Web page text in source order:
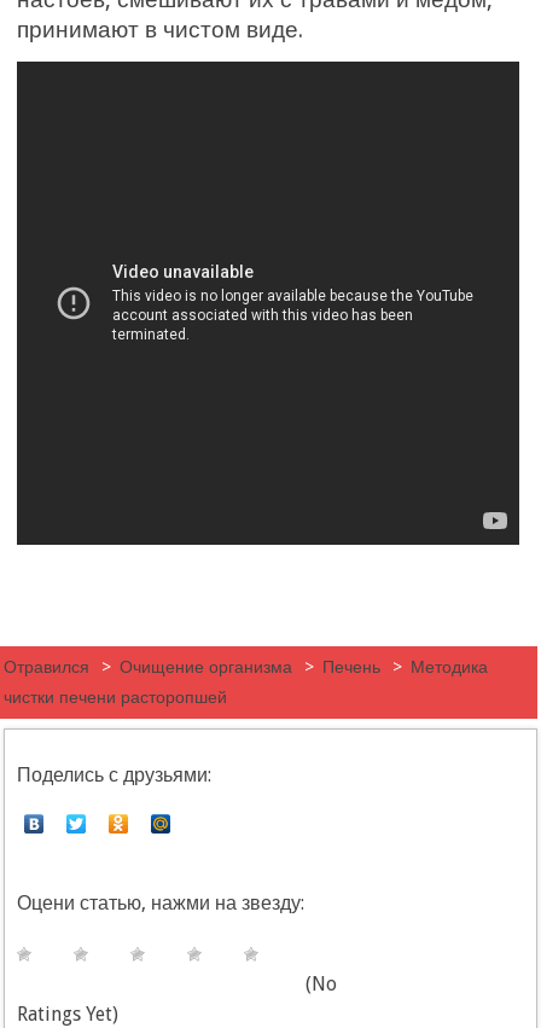
принимают в чистом виде.
Отравился > Очищение организма > Печень > Методика
чистки печени расторопшей
Поделись с друзьями:
Оцени статью, нажми на звезду:
(No
Ratings Yet)